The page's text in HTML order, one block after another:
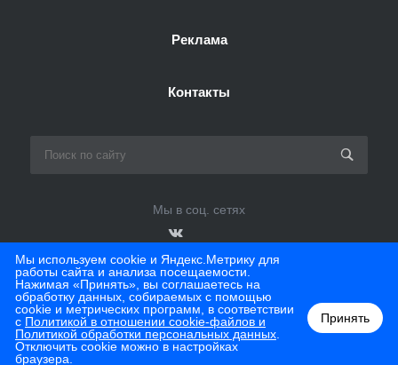
Реклама
Контакты
Мы в соц. сетях
© 2026 ТЦ Мегаполис
Мы используем cookie и Яндекс.Метрику для
работы сайта и анализа посещаемости.
Нажимая «Принять», вы соглашаетесь на
обработку данных, собираемых с помощью
cookie и метрических программ, в соответствии
с Политикой в отношении cookie-файлов и
Политикой обработки персональных данных
Отключить cookie можно в настройках
браузера.
Принять